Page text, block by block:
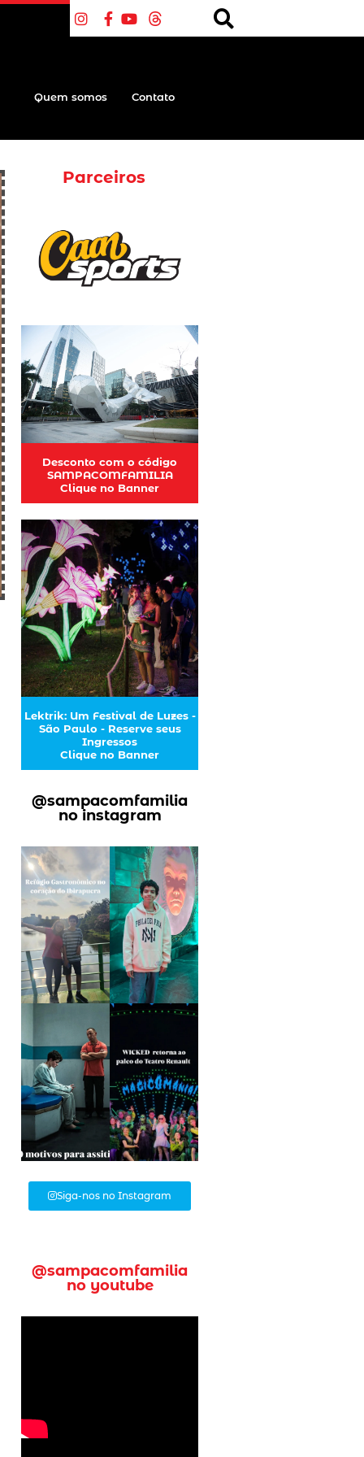
Quem somos Contato
Parceiros
Desconto com o código
SAMPACOMFAMILIA
Clique no Banner
Lektrik: Um Festival de Luzes -
São Paulo - Reserve seus
Ingressos
Clique no Banner
@sampacomfamilia
no instagram
Siga-nos no Instagram
@sampacomfamilia
no youtube